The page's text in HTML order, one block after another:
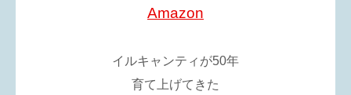
Amazon
イルキャンティが50年
育て上げてきた